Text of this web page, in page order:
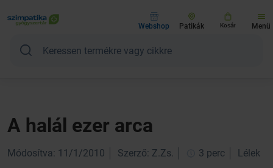
Webshop Patikák Kosár Menü
A halál ezer arca
Módosítva: 11/1/2010 Szerző: Z.Zs. 3 perc
Lélek